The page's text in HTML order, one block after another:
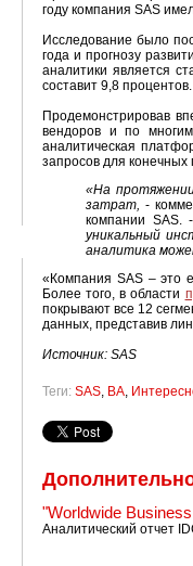
году компания SAS
Исследование было
года и прогнозу
аналитики является
составит 9,8 процентов.
Продемонстрировав
вендоров и по
аналитическая
запросов для конечных
«На
затрат, -
компании SAS. -
уникальный
аналитика
«Компания SAS – это
Более того, в области
покрывают все 12
данных, представив
Источник: SAS
Теги: SAS, BA,
"Worldwide
Аналитический отчет